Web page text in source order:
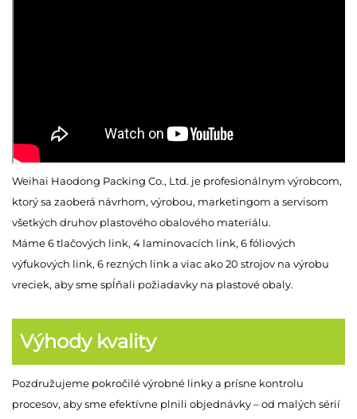
Weihai Haodong Packing Co., Ltd. je profesionálnym výrobcom,
ktorý sa zaoberá návrhom, výrobou, marketingom a servisom
všetkých druhov plastového obalového materiálu.
Máme 6 tlačových link, 4 laminovacích link, 6 fóliových
výfukových link, 6 rezných link a viac ako 20 strojov na výrobu
vreciek, aby sme spĺňali požiadavky na plastové obaly.
Výhody kvality
Pozdružujeme pokročilé výrobné linky a prísne kontrolu
procesov, aby sme efektívne plnili objednávky – od malých sérií